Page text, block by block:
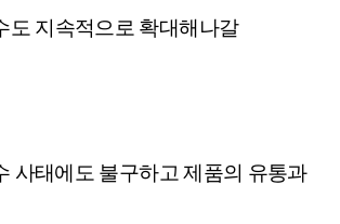
도 지속적으로 확대해나갈
사태에도 불구하고 제품의 유통과